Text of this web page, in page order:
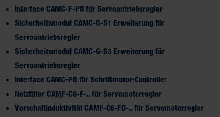
Interface CAMC-F-PN für Servoantriebsregler
Sicherheitsmodul CAMC-G-S1 Erweiterung für
Servoantriebsregler
Sicherheitsmodul CAMC-G-S3 Erweiterung für
Servoantriebsregler
Interface CAMC-PB für Schrittmotor-Controller
Netzfilter CAMF-C6-F-.. für Servomotorregler
Vorschaltinduktivität CAMF-C6-FD-.. für Servomotorregler